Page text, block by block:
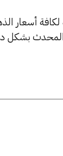
بشكل